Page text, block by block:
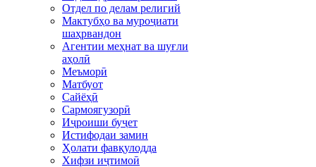
Отдел по делам религий
Мактубҳо ва муроҷиати
шаҳрвандон
Агентии меҳнат ва шуғли
аҳолӣ
Меъморӣ
Матбуот
Сайёҳӣ
Сармоягузорӣ
Иҷроиши буҷет
Истифодаи замин
Ҳолати фавқулодда
Хифзи иҷтимоӣ